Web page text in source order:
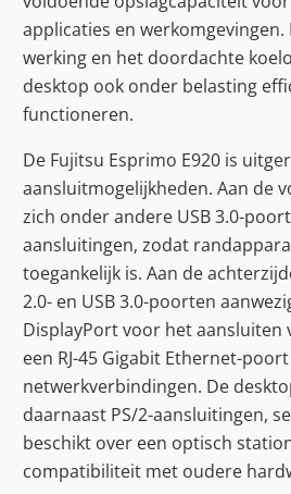
applicaties en werkomgevingen.
werking en het doordachte
desktop ook onder belasting
functioneren.
De Fujitsu Esprimo E920 is
aansluitmogelijkheden. Aan de
zich onder andere USB 3.0-
aansluitingen, zodat
toegankelijk is. Aan de
2.0- en USB 3.0-poorten
DisplayPort voor het aansluiten
een RJ-45 Gigabit Ethernet-
netwerkverbindingen. De
daarnaast PS/2-aansluitingen,
beschikt over een optisch
compatibiliteit met oudere